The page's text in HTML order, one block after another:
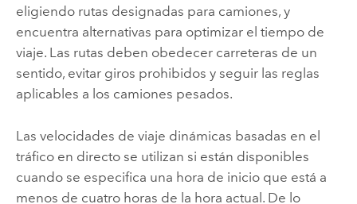
eligiendo rutas designadas para camiones, y
encuentra alternativas para optimizar el tiempo de
viaje. Las rutas deben obedecer carreteras de un
sentido, evitar giros prohibidos y seguir las reglas
aplicables a los camiones pesados.
Las velocidades de viaje dinámicas basadas en el
tráfico en directo se utilizan si están disponibles
cuando se especifica una hora de inicio que está a
menos de cuatro horas de la hora actual. De lo